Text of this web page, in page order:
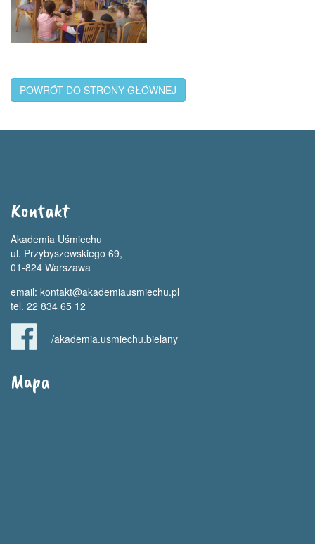
POWRÓT DO STRONY GŁÓWNEJ
Kontakt
Akademia Uśmiechu
ul. Przybyszewskiego 69,
01-824 Warszawa
email: kontakt@akademiausmiechu.pl
tel. 22 834 65 12
/akademia.usmiechu.bielany
Mapa